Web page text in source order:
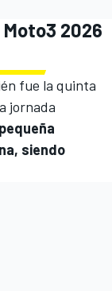
2026
fue la quinta
jornada
siendo